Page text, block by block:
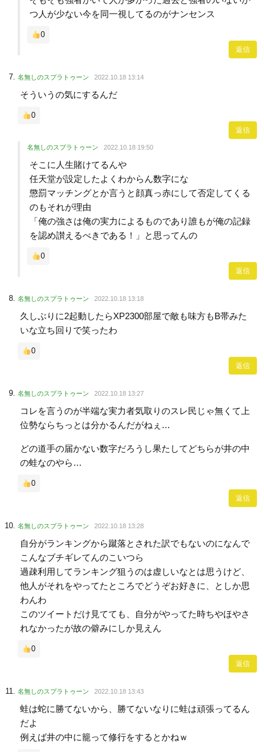
つ人が少ない今を同一視してるのがナンセンス
0
返信
名無しのスプラトゥーン 2022.10.18 13:14
そういうの気にするんだ
0
返信
名無しのスプラトゥーン 2022.10.18 19:50
そこに人生賭けてるんや
任天堂が設定したよくわからん数字にな
懲罰マッチングとか言うと顔真っ赤にして否定してくる
のもそれが理由
「俺の強さは俺の実力によるものであり誰もが俺の記録
を認め讃えるべきである！」と思ってんの
0
返信
名無しのスプラトゥーン 2022.10.18 13:18
久しぶりに2起動したらXP2300部屋で敵も味方もB帯みた
いな立ち回りで笑ったわ
0
返信
名無しのスプラトゥーン 2022.10.18 13:27
コレを言うのが半端な実力者気取りのスレ民じゃ無くて上
位勢ならちっとは分かるんだがねぇ…
どの道手の届かない数字だろうし果たしてどちらが井の中
の蛙なのやら…
0
返信
名無しのスプラトゥーン 2022.10.18 13:28
自分がランキングから蹴落とされた訳でもないのになんで
こんなブチギレてんのこいつら
過疎利用してランキング狙うのは虚しいなとは思うけど、
他人がそれをやってたところでどうぞお好きに、としか思
わんわ
このツイートだけ見てても、自分がやってた時ちやほやさ
れなかったが故の僻みにしか見えん
0
返信
名無しのスプラトゥーン 2022.10.18 13:43
蛙は蛇に勝てないから、勝てないなりに蛙は頑張ってるん
だよ
例えば井の中に籠って修行をするとかねｗ